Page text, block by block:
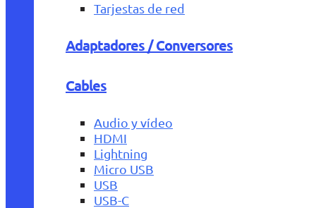
Tarjestas de red
Adaptadores / Conversores
Cables
Audio y vídeo
HDMI
Lightning
Micro USB
USB
USB-C